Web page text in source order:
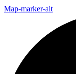
Map-marker-alt